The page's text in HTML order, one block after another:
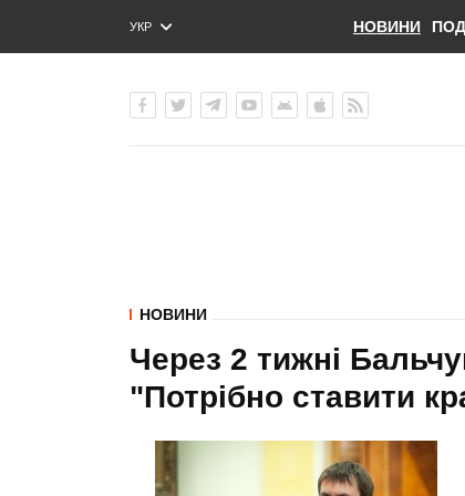
УКР
ENG
НОВИНИ
НОВИНИ
Через 2 тижні
"Потрібно ставити